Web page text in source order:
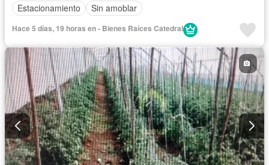
Estacionamiento
Sin amoblar
Hace 5 días, 19 horas en - Bienes Raíces Catedral